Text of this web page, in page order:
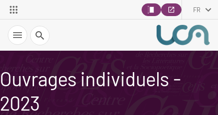
FR
Recherche
Ouvrages individuels -
2023